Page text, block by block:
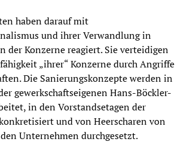
haben darauf mit
und ihrer Verwandlung in
der Konzerne reagiert. Sie verteidigen
„ihrer“ Konzerne durch Angriffe
Die Sanierungskonzepte werden in
gewerkschaftseigenen Hans-Böckler-
in den Vorstandsetagen der
und von Heerscharen von
Unternehmen durchgesetzt.